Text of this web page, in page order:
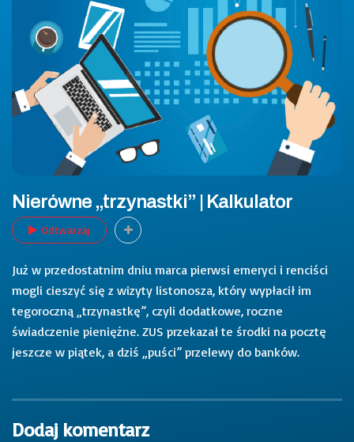
Nierówne „trzynastki” | Kalkulator
Odtwarzaj
Już w przedostatnim dniu marca pierwsi emeryci i renciści
mogli cieszyć się z wizyty listonosza, który wypłacił im
tegoroczną „trzynastkę”, czyli dodatkowe, roczne
świadczenie pieniężne. ZUS przekazał te środki na pocztę
jeszcze w piątek, a dziś „puści” przelewy do banków.
Dodaj komentarz